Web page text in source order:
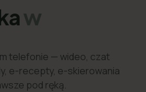
w
telefonie — wideo, czat
e-recepty, e-skierowania
pod ręką.